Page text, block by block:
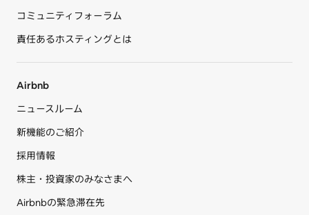
コミュニティフォーラム
責任あるホスティングとは
Airbnb
ニュースルーム
新機能のご紹介
採用情報
株主・投資家のみなさまへ
Airbnbの緊急滞在先